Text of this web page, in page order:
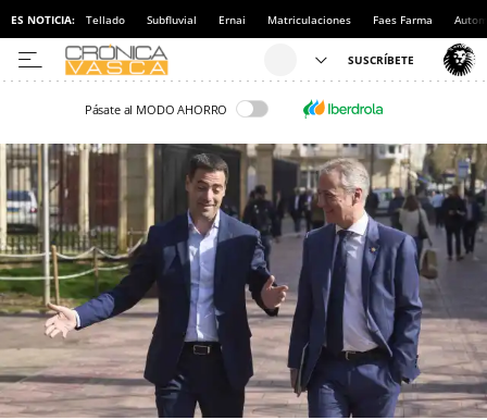
ES NOTICIA: Tellado Subfluvial Ernai Matriculaciones Faes Farma
Pásate al MODO AHORRO